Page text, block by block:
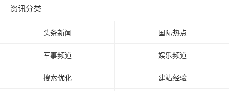
资讯分类
头条新闻 国际热点
军事频道 娱乐频道
搜索优化 建站经验